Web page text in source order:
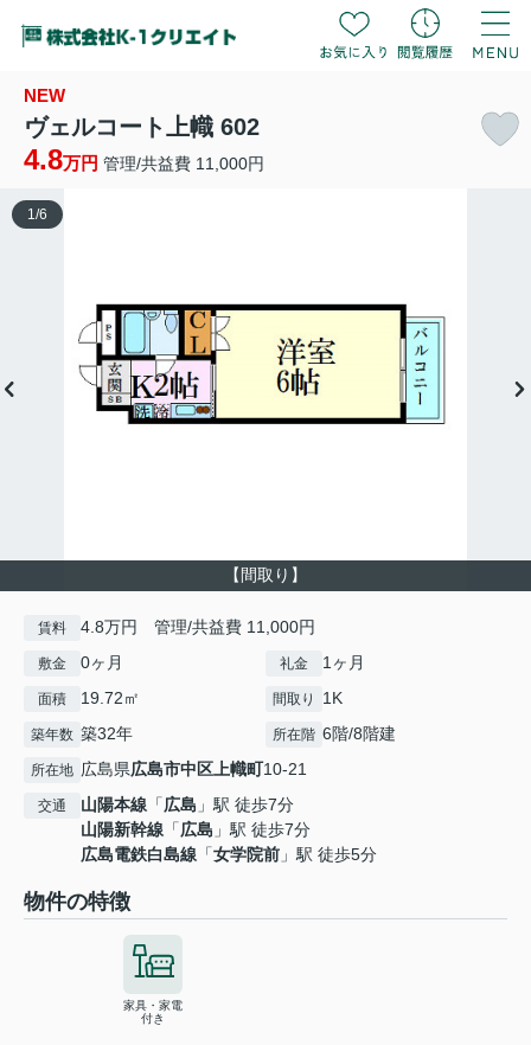
NEW
ヴェルコート上幟 602
4.8万円 管理/共益費 11,000円
【間取り】
1 /6
賃料 4.8万円 管理/共益費 11,000円
敷金 0ヶ月 礼金 1ヶ月
面積 19.72㎡ 間取り 1K
築年数 築32年 所在階 6階/8階建
所在地 広島県広島市中区 上幟町10-21
交通 山陽本線 「広島 」駅 徒歩7分
山陽新幹線 「広島 」駅 徒歩7分
広島電鉄白島線 「女学院前 」駅 徒歩5分
物件の特徴
家具・家電
付き